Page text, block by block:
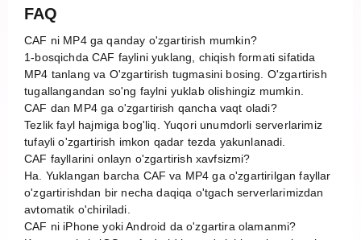
FAQ
CAF ni MP4 ga qanday o'zgartirish mumkin?
1-bosqichda CAF faylini yuklang, chiqish formati sifatida
MP4 tanlang va O'zgartirish tugmasini bosing. O'zgartirish
tugallangandan so'ng faylni yuklab olishingiz mumkin.
CAF dan MP4 ga o'zgartirish qancha vaqt oladi?
Tezlik fayl hajmiga bog'liq. Yuqori unumdorli serverlarimiz
tufayli o'zgartirish imkon qadar tezda yakunlanadi.
CAF fayllarini onlayn o'zgartirish xavfsizmi?
Ha. Yuklangan barcha CAF va MP4 ga o'zgartirilgan fayllar
o'zgartirishdan bir necha daqiqa o'tgach serverlarimizdan
avtomatik o'chiriladi.
CAF ni iPhone yoki Android da o'zgartira olamanmi?